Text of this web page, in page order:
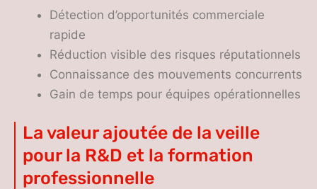
Détection d’opportunités commerciale
rapide
Réduction visible des risques réputationnels
Connaissance des mouvements concurrents
Gain de temps pour équipes opérationnelles
La valeur ajoutée de la veille
pour la R&D et la formation
professionnelle